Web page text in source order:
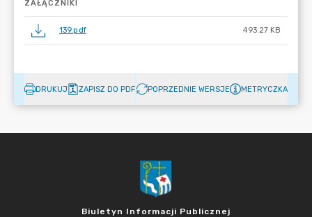
ZAŁĄCZNIKI
139.pdf 493.27 KB
DRUKUJ ZAPISZ DO PDF POPRZEDNIE WERSJE METRYCZKA
Biuletyn Informacji Publicznej